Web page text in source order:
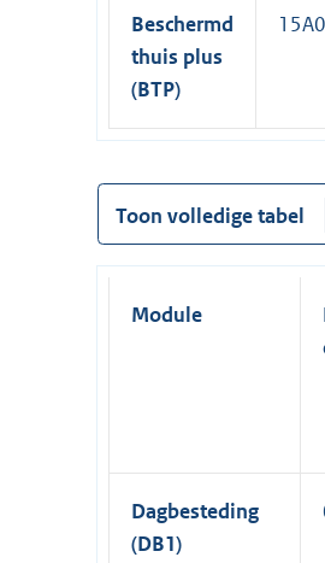
Beschermd
thuis plus
(BTP)
Toon volledige tabel
Module
Dagbesteding
(DB1)